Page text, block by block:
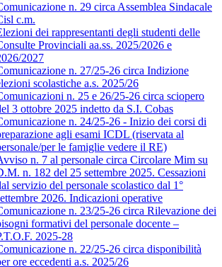
n. 29 circa Assemblea Sindacale
c.m.
dei rappresentanti degli studenti delle
Provinciali aa.ss. 2025/2026 e
2027
n. 27/25-26 circa Indizione
scolastiche a.s. 2025/26
n. 25 e 26/25-26 circa sciopero
3 ottobre 2025 indetto da S.I. Cobas
n. 24/25-26 - Inizio dei corsi di
agli esami ICDL (riservata al
per le famiglie vedere il RE)
n. 7 al personale circa Circolare Mim su
n. 182 del 25 settembre 2025. Cessazioni
servizio del personale scolastico dal 1°
2026. Indicazioni operative
n. 23/25-26 circa Rilevazione dei
formativi del personale docente –
2025-28
n. 22/25-26 circa disponibilità
ore eccedenti a.s. 2025/26